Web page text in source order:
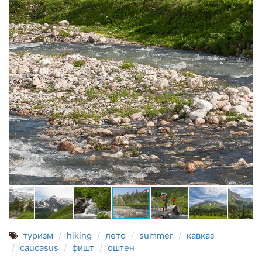
туризм hiking лето summer
кавказ
caucasus
фишт оштен